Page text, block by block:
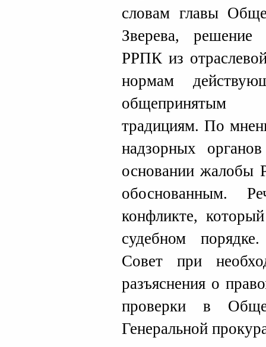
словам главы
Зверева, решение
РРПК из
нормам
общепринятым
традициям. По
надзорных
основании жалобы
обоснованным.
конфликте,
судебном
Совет при
разъяснения о
проверки в
Генеральной